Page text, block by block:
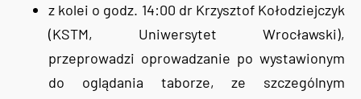
z kolei o godz. 14:00 dr Krzysztof Kołodziejczyk
(KSTM, Uniwersytet Wrocławski),
przeprowadzi oprowadzanie po wystawionym
do oglądania taborze, ze szczególnym